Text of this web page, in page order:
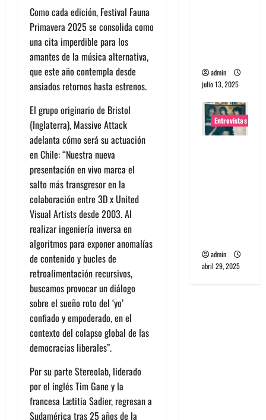
Como cada edición, Festival Fauna
Primavera 2025 se consolida como
una cita imperdible para los
amantes de la música alternativa,
que este año contempla desde
ansiados retornos hasta estrenos.
El grupo originario de Bristol
(Inglaterra), Massive Attack
adelanta cómo será su actuación
en Chile: “Nuestra nueva
presentación en vivo marca el
salto más transgresor en la
colaboración entre 3D x United
Visual Artists desde 2003. Al
realizar ingeniería inversa en
algoritmos para exponer anomalías
de contenido y bucles de
retroalimentación recursivos,
buscamos provocar un diálogo
sobre el sueño roto del ‘yo’
confiado y empoderado, en el
contexto del colapso global de las
democracias liberales”.
Por su parte Stereolab, liderado
por el inglés Tim Gane y la
francesa Lætitia Sadier, regresan a
Sudamérica tras 25 años de la
admin
julio 13, 2025
Entrevistas
admin
abril 29, 2025